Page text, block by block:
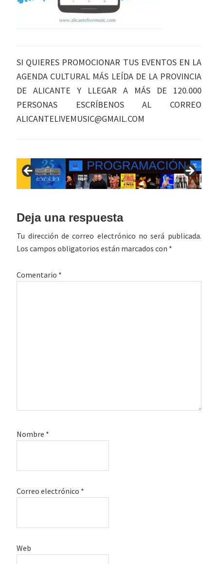
SI QUIERES PROMOCIONAR TUS EVENTOS EN LA
AGENDA CULTURAL MÁS LEÍDA DE LA PROVINCIA
DE ALICANTE Y LLEGAR A MÁS DE 120.000
PERSONAS ESCRÍBENOS AL CORREO
ALICANTELIVEMUSIC@GMAIL.COM
Interacciones
con
los
Deja una respuesta
Tu dirección de correo electrónico no será publicada.
Los campos obligatorios están marcados con *
Comentario *
Nombre *
Correo electrónico *
Web